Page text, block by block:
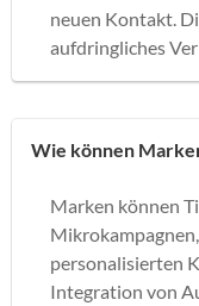
neuen Kontakt.
aufdringliches
Wie können
Marken können
personalisierten
Integration von